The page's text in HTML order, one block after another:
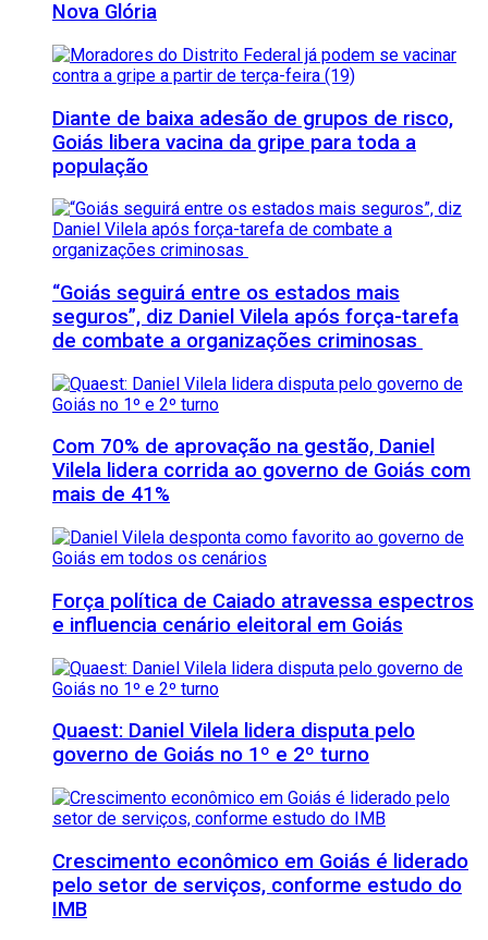
Nova Glória
Diante de baixa adesão de grupos de risco,
Goiás libera vacina da gripe para toda a
população
“Goiás seguirá entre os estados mais
seguros”, diz Daniel Vilela após força-tarefa
de combate a organizações criminosas
Com 70% de aprovação na gestão, Daniel
Vilela lidera corrida ao governo de Goiás com
mais de 41%
Força política de Caiado atravessa espectros
e influencia cenário eleitoral em Goiás
Quaest: Daniel Vilela lidera disputa pelo
governo de Goiás no 1º e 2º turno
Crescimento econômico em Goiás é liderado
pelo setor de serviços, conforme estudo do
IMB